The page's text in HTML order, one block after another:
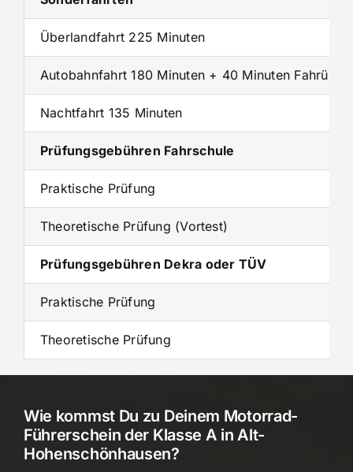
Überlandfahrt 225 Minuten
Autobahnfahrt 180 Minuten + 40 Minuten
Nachtfahrt 135 Minuten
Prüfungsgebühren Fahrschule
Praktische Prüfung
Theoretische Prüfung (Vortest)
Prüfungsgebühren Dekra oder TÜV
Praktische Prüfung
Theoretische Prüfung
Wie kommst Du zu Deinem Motorrad-
Führerschein der Klasse A in Alt-
Hohenschönhausen?